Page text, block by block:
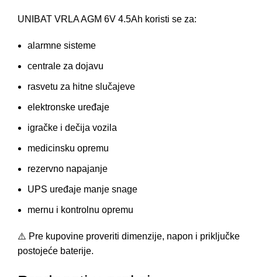
UNIBAT VRLA AGM 6V 4.5Ah koristi se za:
alarmne sisteme
centrale za dojavu
rasvetu za hitne slučajeve
elektronske uređaje
igračke i dečija vozila
medicinsku opremu
rezervno napajanje
UPS uređaje manje snage
mernu i kontrolnu opremu
⚠️ Pre kupovine proveriti dimenzije, napon i priključke
postojeće baterije.